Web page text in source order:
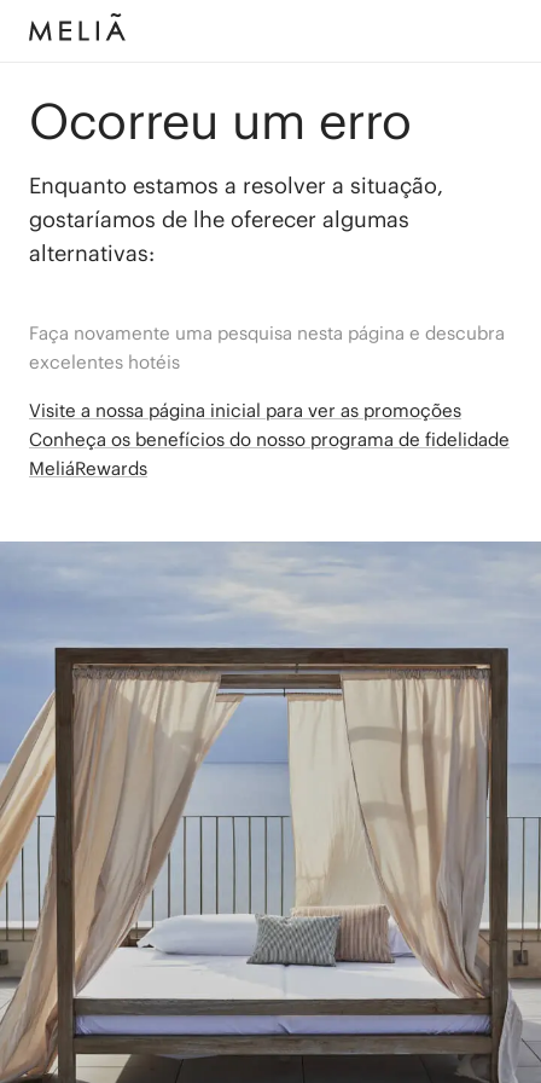
Ocorreu um erro
Enquanto estamos a resolver a situação,
gostaríamos de lhe oferecer algumas
alternativas:
Faça novamente uma pesquisa nesta página e descubra
excelentes hotéis
Visite a nossa página inicial para ver as promoções
Conheça os benefícios do nosso programa de fidelidade
MeliáRewards